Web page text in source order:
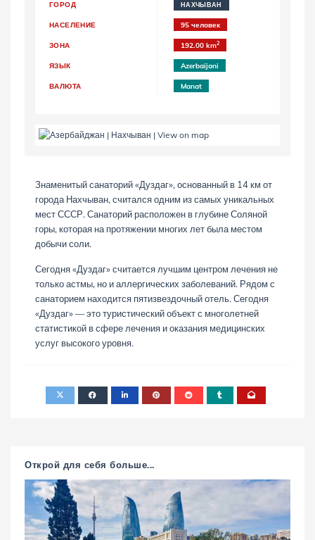
ГОРОД НАХЧЫВАН
НАСЕЛЕНИЕ 95 человек
ЗОНА 192.00 km2
ЯЗЫК Azerbaijani
ВАЛЮТА Manat
Знаменитый санаторий «Дуздаг», основанный в 14 км от
города Нахчыван, считался одним из самых уникальных
мест СССР. Санаторий расположен в глубине Соляной
горы, которая на протяжении многих лет была местом
добычи соли.
Сегодня «Дуздаг» считается лучшим центром лечения не
только астмы, но и аллергических заболеваний. Рядом с
санаторием находится пятизвездочный отель. Сегодня
«Дуздаг» — это туристический объект с многолетней
статистикой в ​​сфере лечения и оказания медицинских
услуг высокого уровня.
Открой для себя больше...